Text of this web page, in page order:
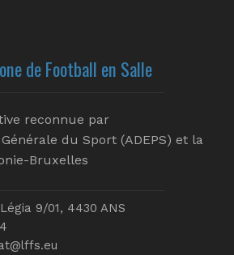
de Football en Salle
reconnue par
du Sport (ADEPS) et la
Bruxelles
9/01, 4430 ANS